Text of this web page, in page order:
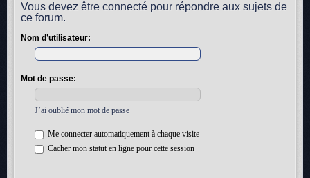
Vous devez être connecté pour répondre aux sujets de
ce forum.
Nom d’utilisateur:
Mot de passe:
J’ai oublié mon mot de passe
Me connecter automatiquement à chaque visite
Cacher mon statut en ligne pour cette session